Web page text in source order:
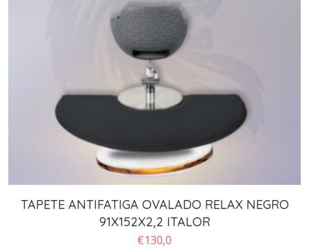
TAPETE ANTIFATIGA OVALADO RELAX NEGRO
91X152X2,2 ITALOR
€130,0